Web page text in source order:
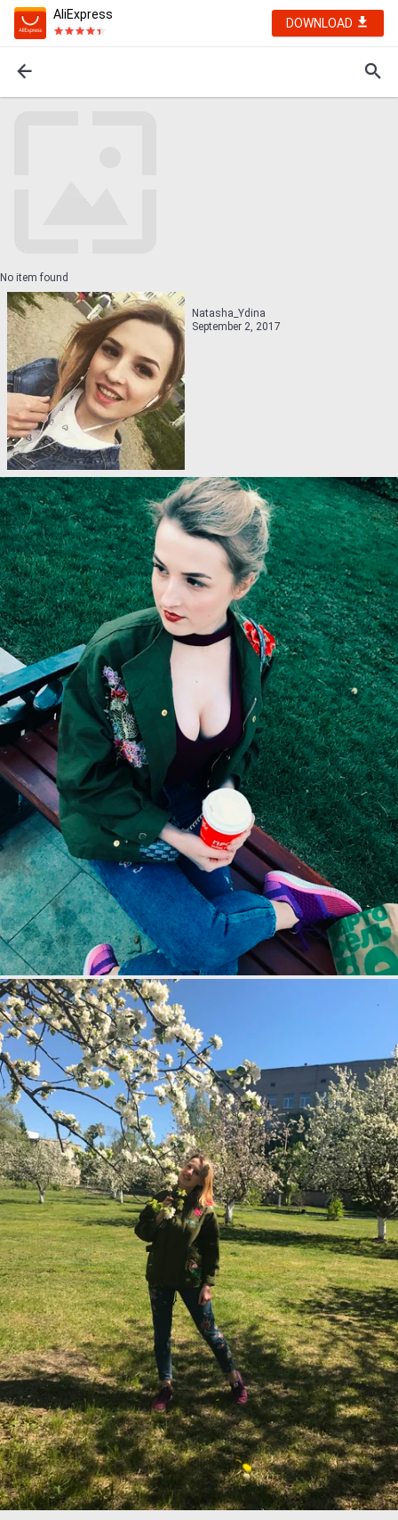
AliExpress
DOWNLOAD
No item found
Natasha_Ydina
September 2, 2017